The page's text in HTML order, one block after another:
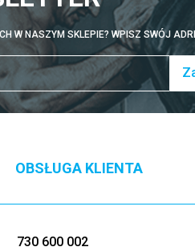
W NASZYM SKLEPIE? WPISZ SWÓJ
OBSŁUGA KLIENTA
730 600 002